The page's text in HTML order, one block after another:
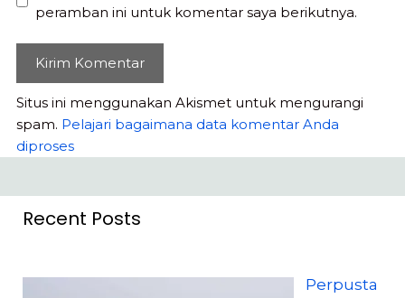
peramban ini untuk komentar saya berikutnya.
Situs ini menggunakan Akismet untuk mengurangi
spam. Pelajari bagaimana data komentar Anda
diproses
Recent Posts
Perpusta